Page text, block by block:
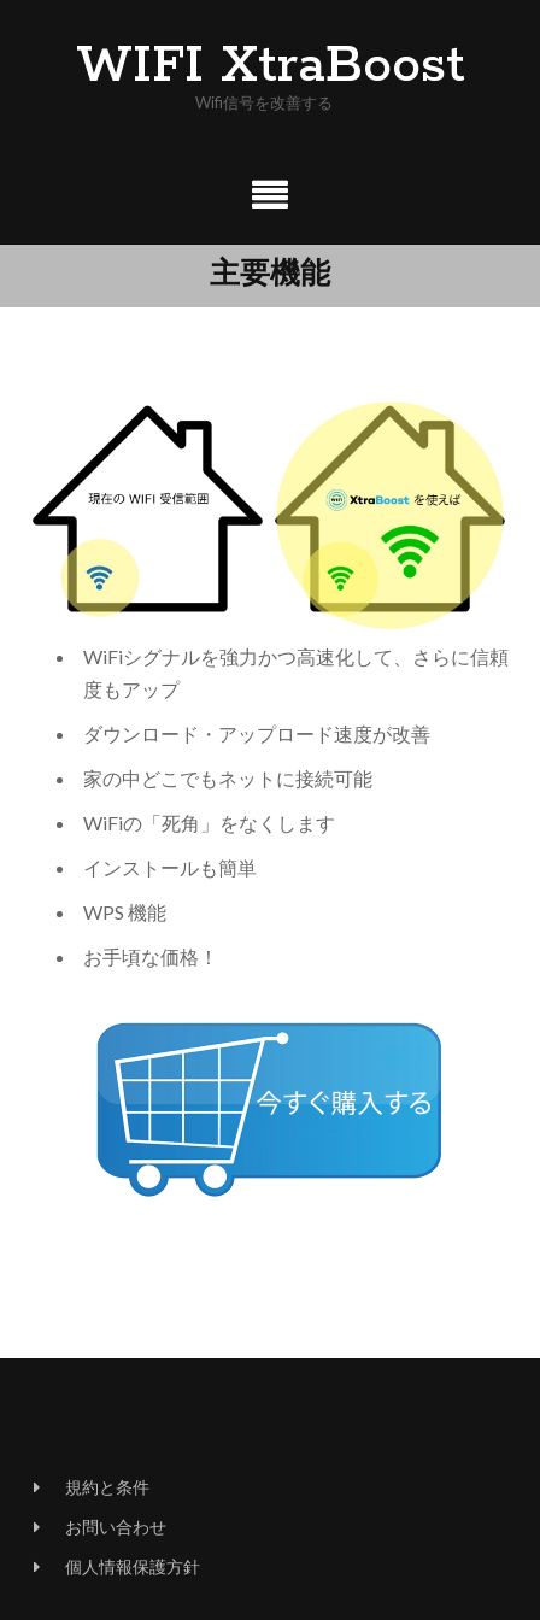
WIFI XtraBoost
Wifi信号を改善する
主要機能
WiFiシグナルを強力かつ高速化して、さらに信頼
度もアップ
ダウンロード・アップロード速度が改善
家の中どこでもネットに接続可能
WiFiの「死角」をなくします
インストールも簡単
WPS 機能
お手頃な価格！
規約と条件
お問い合わせ
個人情報保護方針